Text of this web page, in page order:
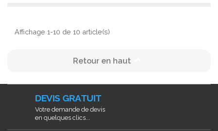
Affichage 1-10 de 10 article(s)
Retour en haut
DEVIS GRATUIT
Votre demande de devis
en quelques clics...